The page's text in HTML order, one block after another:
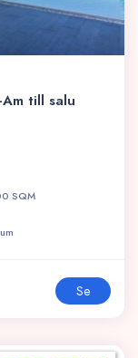
till salu
SQM
Se